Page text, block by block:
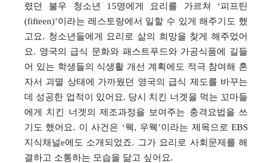
렸던 불우 청소년
15명에게 요리를 가르쳐 ‘피프틴
(fifteen)’이라는 레스토랑에서 일할 수 있게 해주기도 했
고요. 청소년들에게 요리로 삶의 희망을 찾게 해주었어
요. 영국의 급식 문화와 패스트푸드와 가공식품에 길들
어 있는 학생들의 식생활 개선 계획에도 적극 참여해 혼
자서 괴멸 상태에 가까웠던 영국의 급식 제도를 바꾸는
데 성공한 업적이 있어요. 당시 치킨 너겟을 먹는 꼬마들
에게 치킨 너겟의 제조과정을 보여주는 충격요법을 쓰
기도 했어요. 이 사건은 ‘웩, 우웩’이라는 제목으로 EBS
지식채널e에도 소개되었죠. 그가 요리로 사회문제를 해
결하고 소통하는 모습을 닮고 싶어요.